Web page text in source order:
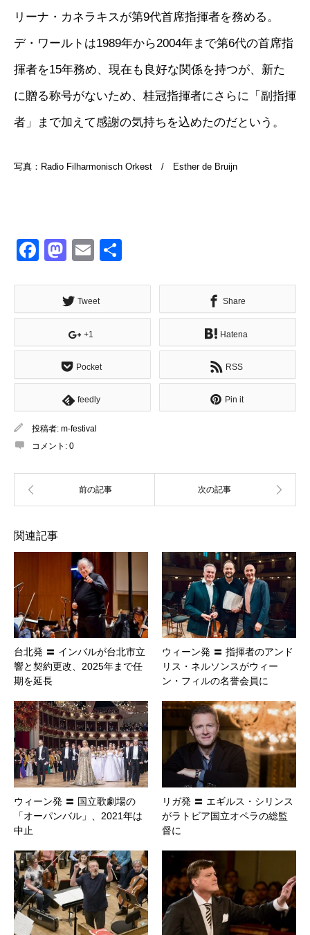
リーナ・カネラキスが第9代首席指揮者を務める。
デ・ワールトは1989年から2004年まで第6代の首席指
揮者を15年務め、現在も良好な関係を持つが、新た
に贈る称号がないため、桂冠指揮者にさらに「副指揮
者」まで加えて感謝の気持ちを込めたのだという。
写真：Radio Filharmonisch Orkest / Esther de Bruijn
Facebook
Mastodon
Email
Tweet Share
+1 Hatena
Pocket RSS
feedly Pin it
投稿者: m-festival
コメント: 0
関連記事
台北発 〓 インバルが台北市立
響と契約更改、2025年まで任
期を延長
ウィーン発 〓 指揮者のアンド
リス・ネルソンスがウィー
ン・フィルの名誉会員に
ウィーン発 〓 国立歌劇場の
「オーパンバル」、2021年は
中止
リガ発 〓 エギルス・シリンス
がラトビア国立オペラの総監
督に